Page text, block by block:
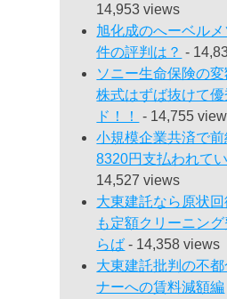
14,953 views
旭化成のへーベル
件の評判は？ -
ソニー生命保険の
株式はずば抜けて
ド！！
- 14,755
小規模企業共済で
8320円支払われてい
14,527 views
大東建託なら原状
も定額クリーニン
らば - 14,358 views
大東建託批判の不
ナーへの賃料減額編